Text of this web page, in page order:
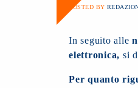
POSTED BY
In seguito alle
elettronica, si
Per quanto